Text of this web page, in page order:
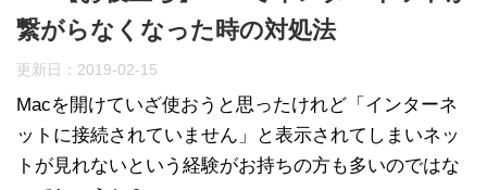
繋がらなくなった時の対処法
更新日： 2019-02-15
Macを開けていざ使おうと思ったけれど「インターネ
ットに接続されていません」と表示されてしまいネッ
トが見れないという経験がお持ちの方も多いのではな